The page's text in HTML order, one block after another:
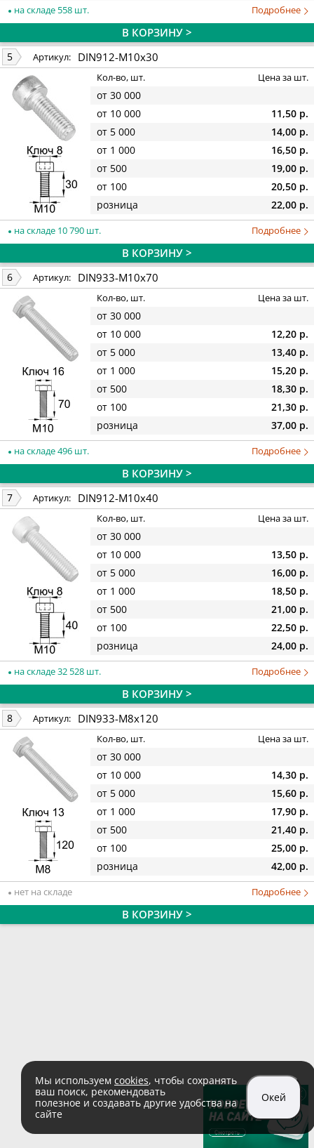
на складе 558 шт. Подробнее
В КОРЗИНУ >
5 Артикул: DIN912-M10x30
Кол-во, шт. Цена за шт.
от 30 000
от 10 000
11,50 р.
от 5 000
14,00 р.
от 1 000
16,50 р.
от 500
19,00 р.
от 100
20,50 р.
розница
22,00 р.
на складе 10 790 шт. Подробнее
В КОРЗИНУ >
6 Артикул: DIN933-M10x70
Кол-во, шт. Цена за шт.
от 30 000
от 10 000
12,20 р.
от 5 000
13,40 р.
от 1 000
15,20 р.
от 500
18,30 р.
от 100
21,30 р.
розница
37,00 р.
на складе 496 шт. Подробнее
В КОРЗИНУ >
7 Артикул: DIN912-M10x40
Кол-во, шт. Цена за шт.
от 30 000
от 10 000
13,50 р.
от 5 000
16,00 р.
от 1 000
18,50 р.
от 500
21,00 р.
от 100
22,50 р.
розница
24,00 р.
на складе 32 528 шт. Подробнее
В КОРЗИНУ >
8 Артикул: DIN933-M8x120
Кол-во, шт. Цена за шт.
от 30 000
от 10 000
14,30 р.
от 5 000
15,60 р.
от 1 000
17,90 р.
от 500
21,40 р.
от 100
25,00 р.
розница
42,00 р.
нет на складе Подробнее
В КОРЗИНУ >
Мы используем cookies, чтобы сохранять
ваш поиск, рекомендовать
полезное и создавать другие удобства на
сайте
Окей